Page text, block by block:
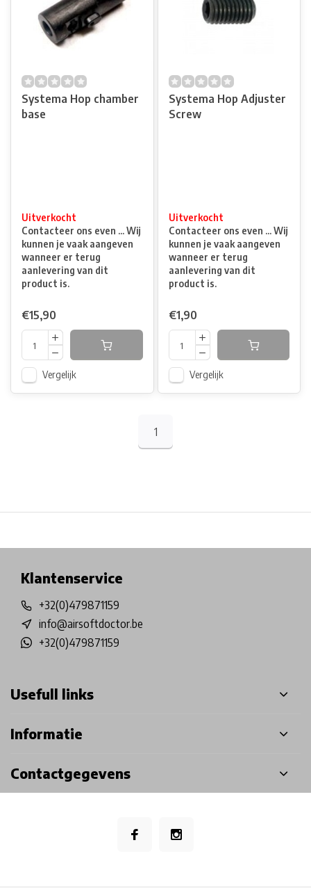
Systema Hop chamber
base
Uitverkocht
Contacteer ons even ... Wij
kunnen je vaak aangeven
wanneer er terug
aanlevering van dit
product is.
€15,90
Vergelijk
Systema Hop Adjuster
Screw
Uitverkocht
Contacteer ons even ... Wij
kunnen je vaak aangeven
wanneer er terug
aanlevering van dit
product is.
€1,90
Vergelijk
1
Klantenservice
+32(0)479871159
info@airsoftdoctor.be
+32(0)479871159
Usefull links
Informatie
Contactgegevens